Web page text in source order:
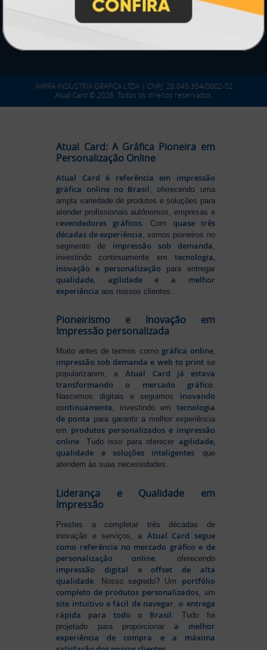
IMPRA INDUSTRIA GRAFICA LTDA | CNPJ: 28.045.354/0002-52
Atual Card © 2026. Todos os direitos reservados.
Atual Card: A Gráfica Pioneira em
Personalização Online
Atual Card é referência em impressão
gráfica online no Brasil , oferecendo uma
ampla variedade de produtos e soluções para
atender profissionais autônomos, empresas e
revendedores gráficos. Comquase três
décadas de experiência , somos pioneiros no
segmento de impressão sob demanda
investindo continuamente em tecnologia,
inovação e personalização para entregar
qualidade, agilidade e a melhor
experiência aos nossos clientes.
Pioneirismo e Inovação em
Impressão personalizada
Muito antes de termos como gráfica online,
impressão sob demanda e web to printse
popularizarem, aAtual Card já estava
transformando o mercado gráfico.
Nascemos digitais e seguimos inovando
continuamente, investindo em tecnologia
de ponta para garantir a melhor experiência
em produtos personalizados e impressão
online. Tudo isso para oferecer agilidade,
qualidade e soluções inteligentes que
atendem às suas necessidades.
Liderança e Qualidade em
Impressão
Prestes a completar três décadas de
inovação e serviços,a Atual Card segue
como referência no mercado gráfico e de
personalização online, oferecendo
impressão digital e offset de alta
qualidade . Nosso segredo? Um portfólio
completo de produtos personalizados , um
site intuitivo e fácil de navegar , e entrega
rápida para todo o Brasil . Tudo foi
projetado para proporcionara melhor
experiência de compra e a máxima